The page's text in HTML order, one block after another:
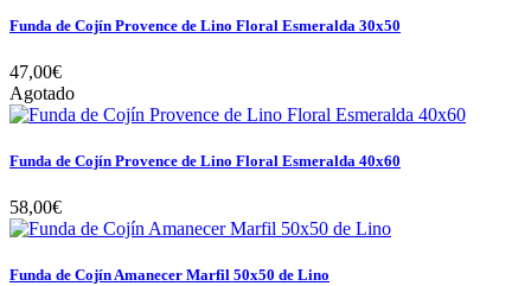
Funda de Cojín Provence de Lino Floral Esmeralda 30x50
47,00€
Agotado
Funda de Cojín Provence de Lino Floral Esmeralda 40x60
58,00€
Funda de Cojín Amanecer Marfil 50x50 de Lino